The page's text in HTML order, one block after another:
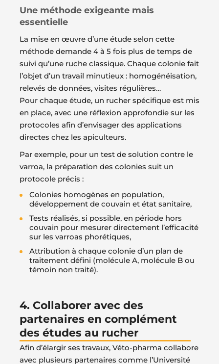
Une méthode exigeante mais
essentielle
La mise en œuvre d’une étude selon cette
méthode demande 4 à 5 fois plus de temps de
suivi qu’une ruche classique. Chaque colonie fait
l’objet d’un travail minutieux : homogénéisation,
relevés de données, visites régulières…
Pour chaque étude, un rucher spécifique est mis
en place, avec une réflexion approfondie sur les
protocoles afin d’envisager des applications
directes chez les apiculteurs.
Par exemple, pour un test de solution contre le
varroa, la préparation des colonies suit un
protocole précis :
Colonies homogènes en population,
développement de couvain et état sanitaire,
Tests réalisés, si possible, en période hors
couvain pour mesurer directement l’efficacité
sur les varroas phorétiques,
Attribution à chaque colonie d’un plan de
traitement défini (molécule A, molécule B ou
témoin non traité).
4. Collaborer avec des
partenaires en complément
des études au rucher
Afin d’élargir ses travaux, Véto-pharma collabore
avec plusieurs partenaires comme l’Université